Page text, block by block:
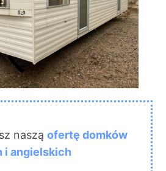
nasząofertę domków
i angielskich